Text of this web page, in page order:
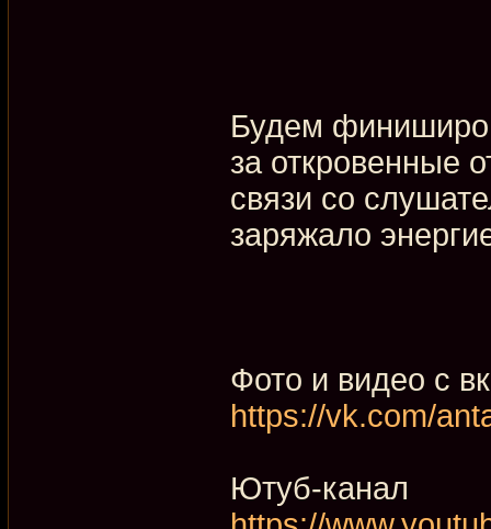
Будем
за откровенные
связи со
заряжало
Фото и видео с
https://vk.com/
Ютуб-канал